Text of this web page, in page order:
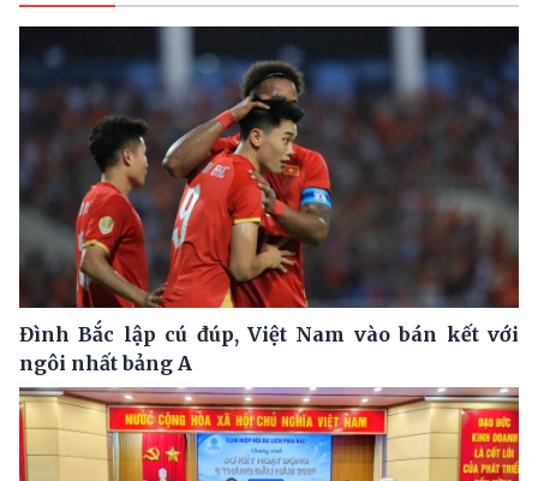
Đình Bắc lập cú đúp, Việt Nam vào bán kết với
ngôi nhất bảng A